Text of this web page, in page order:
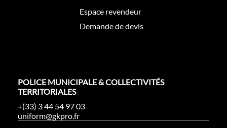
Espace revendeur
Demande de devis
POLICE MUNICIPALE & COLLECTIVITÉS
TERRITORIALES
+(33) 3 44 54 97 03
uniform@gkpro.fr